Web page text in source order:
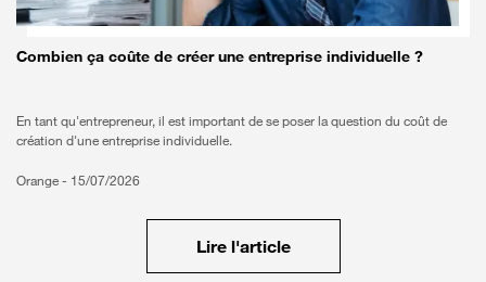
Combien ça coûte de créer une entreprise individuelle ?
En tant qu'entrepreneur, il est important de se poser la question du coût de
création d'une entreprise individuelle.
Orange - 15/07/2026
Lire l'article